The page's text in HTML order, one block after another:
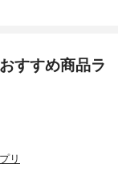
すすめ商品ラ
リ